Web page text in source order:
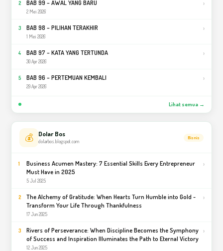
2 BAB 99 – AWAL YANG BARU
2 Mei 2026
›
3 BAB 98 – PILIHAN TERAKHIR
1 Mei 2026
›
4 BAB 97 – KATA YANG TERTUNDA
30 Apr 2026
›
5 BAB 96 – PERTEMUAN KEMBALI
29 Apr 2026
›
Lihat semua →
💰 Dolar Bos
dolarbos.blogspot.com
Bisnis
1
Business Acumen Mastery: 7 Essential Skills Every Entrepreneur
Must Have in 2025
5 Jul 2025
›
2
The Alchemy of Gratitude: When Hearts Turn Humble into Gold -
Transform Your Life Through Thankfulness
17 Jun 2025
›
3
Rivers of Perseverance: When Discipline Becomes the Symphony
of Success and Inspiration Illuminates the Path to Eternal Victory
12 Jun 2025
›